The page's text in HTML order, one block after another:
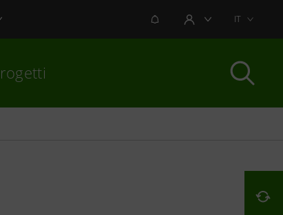
NOTIFICHEAREA UTENTEIT